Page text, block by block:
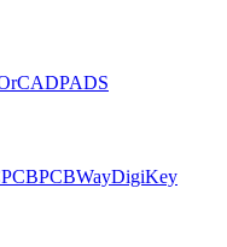
PADS
PCBWayDigiKey